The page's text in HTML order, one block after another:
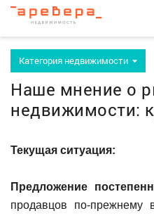
Категория недвижимости
Наше мнение о
недвижимости:
Текущая ситуация:
Предложение
продавцов по-прежнему